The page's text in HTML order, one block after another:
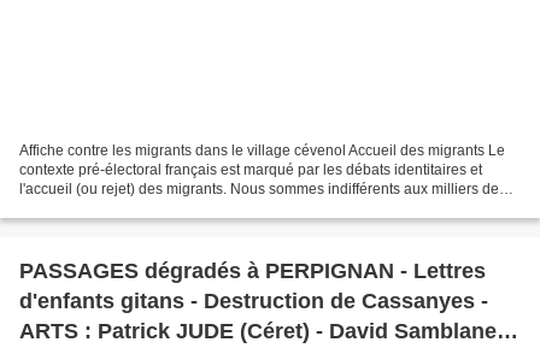
Affiche contre les migrants dans le village cévenol Accueil des migrants Le
contexte pré-électoral français est marqué par les débats identitaires et
l'accueil (ou rejet) des migrants. Nous sommes indifférents aux milliers de
PASSAGES dégradés à PERPIGNAN - Lettres
d'enfants gitans - Destruction de Cassanyes -
ARTS : Patrick JUDE (Céret) - David Samblanet